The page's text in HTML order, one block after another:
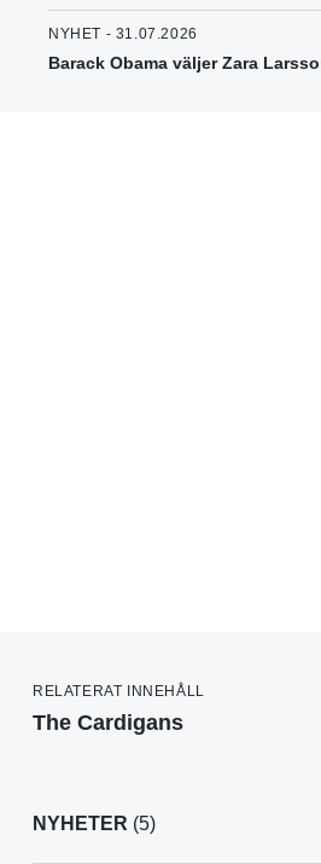
NYHET - 31.07.2026
Barack Obama väljer Zara
RELATERAT INNEHÅLL
The Cardigans
NYHETER (5)